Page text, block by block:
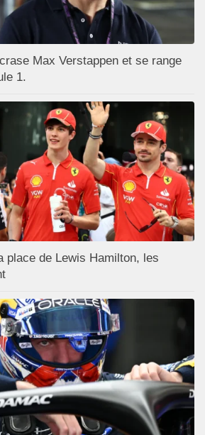
Max Verstappen et se range
1.
place de Lewis Hamilton, les